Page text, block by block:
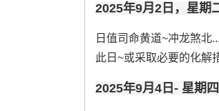
2025年9月2日，星期
日值司命黄道~冲龙煞北
此日~或采取必要的化解
2025年9月4日- 星期